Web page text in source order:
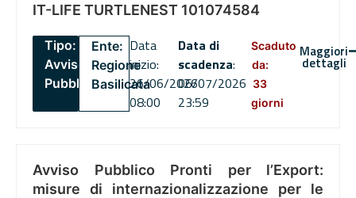
IT-LIFE TURTLENEST 101074584
Tipo:
Avviso
Pubblico
Ente:
Regione
Basilicata
Data
inizio:
26/06/2026
08:00
Data di
scadenza:
06/07/2026
23:59
Scaduto
da:
33
giorni
Maggiori
dettagli
Avviso Pubblico Pronti per l’Export:
misure di internazionalizzazione per le